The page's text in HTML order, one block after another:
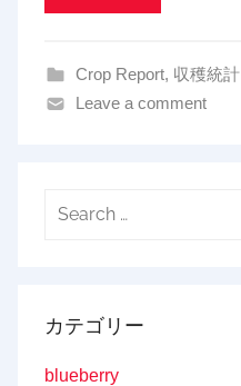
g
Crop Report, 収穫統計
Leave a comment
Search
カテゴリー
blueberry